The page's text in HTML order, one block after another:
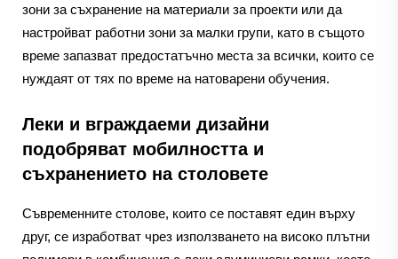
зони за съхранение на материали за проекти или да
настройват работни зони за малки групи, като в същото
време запазват предостатъчно места за всички, които се
нуждаят от тях по време на натоварени обучения.
Леки и вграждаеми дизайни
подобряват мобилността и
съхранението на столовете
Съвременните столове, които се поставят един върху
друг, се изработват чрез използването на високо плътни